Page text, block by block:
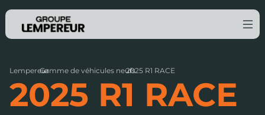
Lempereur
›
Gamme de véhicules neufs
›
2025 R1 RACE
2025 R1 RACE